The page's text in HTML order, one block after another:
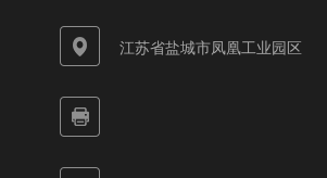
江苏省盐城市凤凰工业园区